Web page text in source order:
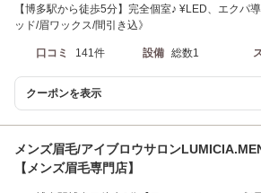
【博多駅から徒歩5分】完全個室♪ ¥LED、エクパ
ッド/眉ワックス/間引き込》
口コミ 141件 設備 総数1
クーポンを表示
メンズ眉毛/アイブロウサロン
【メンズ眉毛専門店】